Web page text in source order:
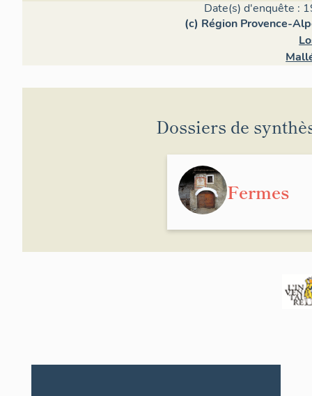
Date(s) d'enquête :
(c) Région Provence-
Dossiers de
Fermes